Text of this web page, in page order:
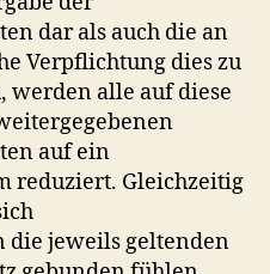
dar als auch die an
Verpflichtung dies zu
alle auf diese
auf ein
reduziert. Gleichzeitig
die jeweils geltenden